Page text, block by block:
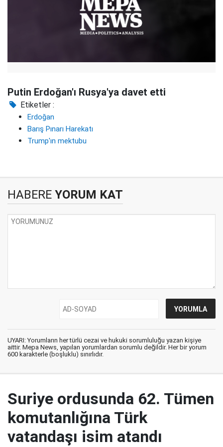
Putin Erdoğan'ı Rusya'ya davet etti
Etiketler :
Erdoğan
Barış Pınarı Harekatı
Trump'ın mektubu
HABERE YORUM KAT
UYARI: Yorumların her türlü cezai ve hukuki sorumluluğu yazan kişiye
aittir. Mepa News, yapılan yorumlardan sorumlu değildir. Her bir yorum
600 karakterle (boşluklu) sınırlıdır.
Suriye ordusunda 62. Tümen
komutanlığına Türk
vatandaşı isim atandı